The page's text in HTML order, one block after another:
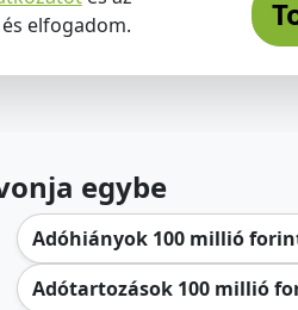
elfogadom.
egybe
Adóhiányok 100 millió
Adótartozások 100 millió